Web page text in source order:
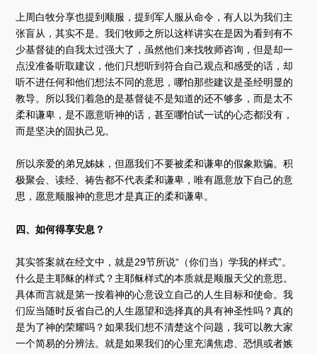
上周白牧分享也提到顺服，提到军人服从命令，有人以为我们主
张盲从，其实不是。我们牧师之所以这样讲实在是因为看到有不
少基督徒的自我太过强大了，虽然他们来找牧师咨询，但是却一
点没准备听取建议，他们只想听到符合自己观点和感受的话，却
听不进任何和他们想法不同的意思，哪怕那些建议是圣经明显的
教导。所以我们着急的是基督徒不是知道的还不够多，而是太不
柔和谦卑，是不愿意听神的话，甚至哪怕试一试的心态都没有，
而是坚决的固执己见。
所以亲爱的弟兄姊妹，但愿我们不要被柔和谦卑的假象欺骗。积
极聚会、读经、祷告都不代表柔和谦卑，唯有愿意放下自己的意
思，愿意顺服神的意思才是真正的柔和谦卑。
四、如何得享安息？
其实答案就在经文中，就是29节所说“（你们当）学我的样式”。
什么是主耶稣的样式？主耶稣样式的本质就是顺服天父的意思。
具体而言就是第一按着神的心意设立自己的人生目标和使命。我
们应当随时反省自己的人生愿望和选择真的具有神圣性吗？真的
是为了神的荣耀吗？如果我们想不清楚这个问题，我可以教大家
一个简易的分辨法。就是如果我们的心里充满焦虑、恐惧或者嫉